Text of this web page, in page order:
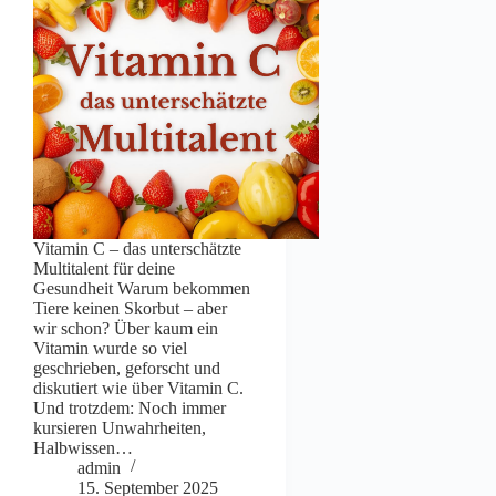
Vitamin C – das unterschätzte
Multitalent für deine
Gesundheit Warum bekommen
Tiere keinen Skorbut – aber
wir schon? Über kaum ein
Vitamin wurde so viel
geschrieben, geforscht und
diskutiert wie über Vitamin C.
Und trotzdem: Noch immer
kursieren Unwahrheiten,
Halbwissen…
admin
15. September 2025